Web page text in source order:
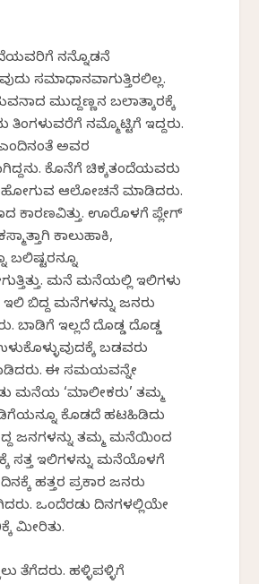
ನನ್ನೊಡನೆ
ಸಮಾಧಾನವಾಗುತ್ತಿರಲಿಲ್ಲ.
ಮುದ್ದಣ್ಣನ ಬಲಾತ್ಕಾರಕ್ಕೆ
ತಿಂಗಳುವರೆಗೆ ನಮ್ಮೊಟ್ಟಿಗೆ ಇದ್ದರು.
ಎಂದಿನಂತೆ ಅವರ
ಕೊನೆಗೆ ಚಿಕ್ಕತಂದೆಯವರು
ಹೋಗುವ ಆಲೋಚನೆ ಮಾಡಿದರು.
ಕಾರಣವಿತ್ತು. ಊರೊಳಗೆ ಪ್ಲೇಗ್
ಕಾಲುಹಾಕಿ,
ಬಲಿಷ್ಟರನ್ನೂ
ಮನೆ ಮನೆಯಲ್ಲಿ ಇಲಿಗಳು
ಇಲಿ ಬಿದ್ದ ಮನೆಗಳನ್ನು ಜನರು
ಬಾಡಿಗೆ ಇಲ್ಲದೆ ದೊಡ್ಡ ದೊಡ್ಡ
ಬಡವರು
ಈ ಸಮಯವನ್ನೇ
ಮನೆಯ ‘ಮಾಲೀಕರು’ ತಮ್ಮ
ಕೊಡದೆ ಹಟಹಿಡಿದು
ಜನಗಳನ್ನು ತಮ್ಮ ಮನೆಯಿಂದ
ಸತ್ತ ಇಲಿಗಳನ್ನು ಮನೆಯೊಳಗೆ
ಹತ್ತರ ಪ್ರಕಾರ ಜನರು
ಒಂದೆರಡು ದಿನಗಳಲ್ಲಿಯೇ
ಮೀರಿತು.
ತೆಗೆದರು. ಹಳ್ಳಿಪಳ್ಳಿಗೆ